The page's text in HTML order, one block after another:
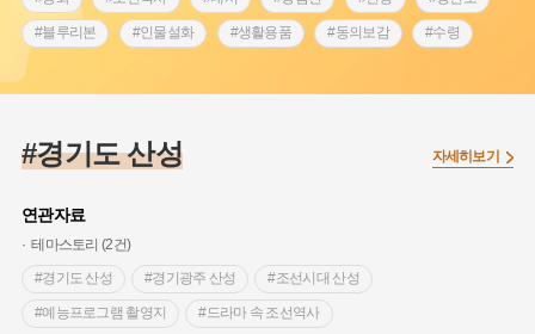
#블루리본 #인물설화 #생활용품 #동의보감 #수령
#염전 #종로구 #의병활동
#성곽
#설화 #조선 시대 사회
#온라인 생활사박물관 #3.1운동 #원호원두표묘역
#여성독립운동가 #지역의 오래된 가게
#경기도 산성
연관자료
테마스토리 (2건)
#경기도 산성
#경기광주 산성 #조선시대 산성
#예능프로그램 촬영지 #드라마 속 조선역사
자세히보기